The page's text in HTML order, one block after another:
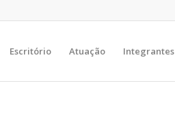
Escritório Atuação Integrantes